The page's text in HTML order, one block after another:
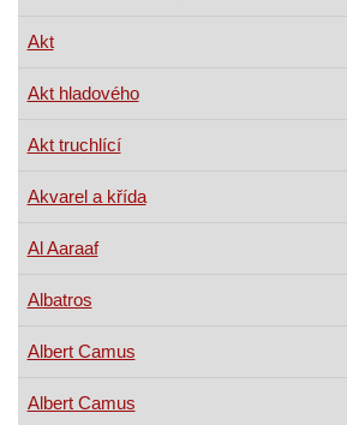
Akt
Akt hladového
Akt truchlící
Akvarel a křída
Al Aaraaf
Albatros
Albert Camus
Albert Camus